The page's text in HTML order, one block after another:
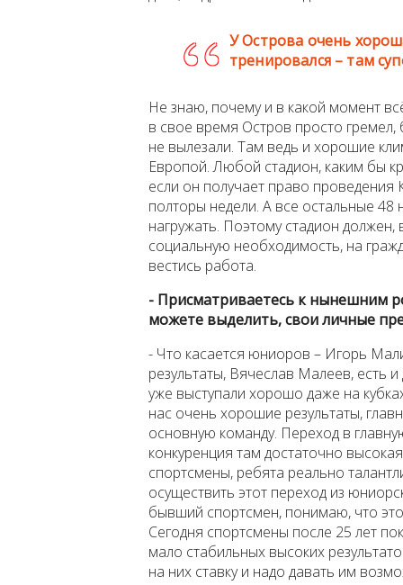
У Острова очень
тренировался – там
Не знаю, почему и в какой момент
в свое время Остров просто гремел,
не вылезали. Там ведь и хорошие
Европой. Любой стадион, каким бы
если он получает право
полторы недели. А все остальные 48
нагружать. Поэтому стадион
социальную необходимость, на
вестись работа.
- Присматриваетесь к нынешним
можете выделить, свои личные
- Что касается юниоров – Игорь
результаты, Вячеслав Малеев, есть
уже выступали хорошо даже на
нас очень хорошие результаты,
основную команду. Переход в
конкуренция там достаточно
спортсмены, ребята реально
осуществить этот переход из
бывший спортсмен, понимаю, что
Сегодня спортсмены после 25 лет
мало стабильных высоких
на них ставку и надо давать им